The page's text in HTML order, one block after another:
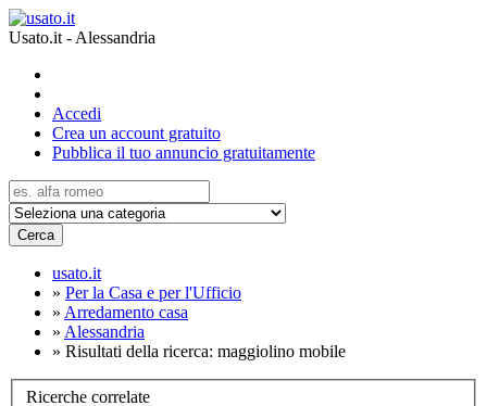
Usato.it - Alessandria
Accedi
Crea un account gratuito
Pubblica il tuo annuncio gratuitamente
Cerca
usato.it
» Per la Casa e per l'Ufficio
» Arredamento casa
» Alessandria
» Risultati della ricerca: maggiolino mobile
Ricerche correlate